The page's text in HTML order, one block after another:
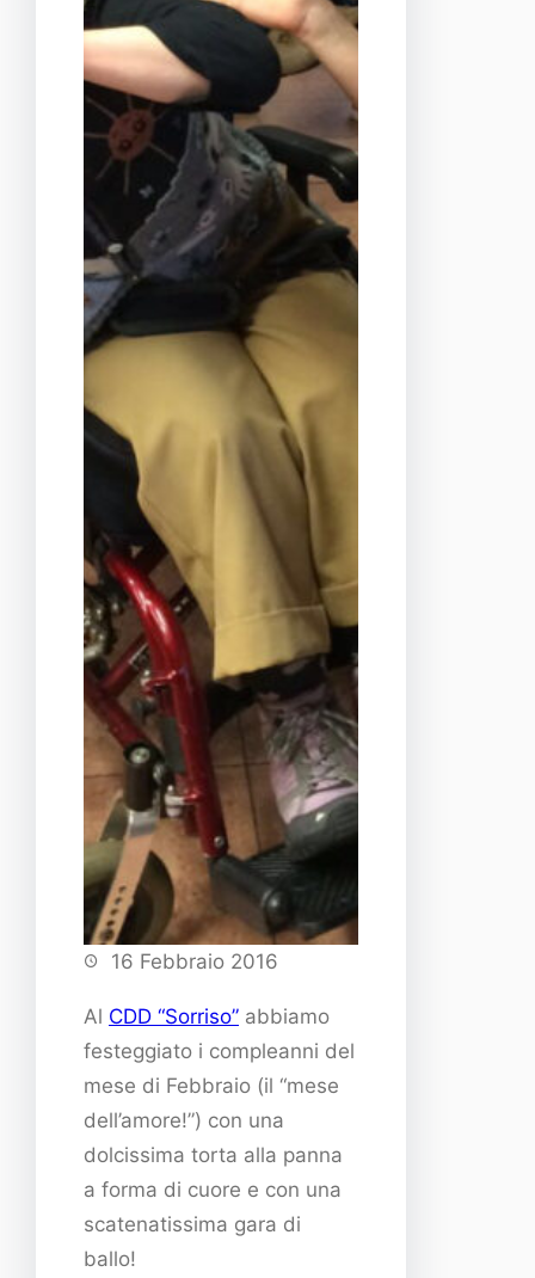
16 Febbraio 2016
Al CDD “Sorriso” abbiamo
festeggiato i compleanni del
mese di Febbraio (il “mese
dell’amore!”) con una
dolcissima torta alla panna
a forma di cuore e con una
scatenatissima gara di
ballo!